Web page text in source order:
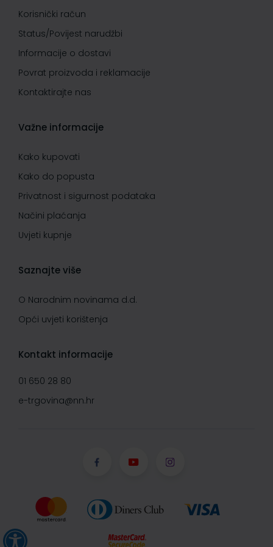
Korisnički račun
Status/Povijest narudžbi
Informacije o dostavi
Povrat proizvoda i reklamacije
Kontaktirajte nas
Važne informacije
Kako kupovati
Kako do popusta
Privatnost i sigurnost podataka
Načini plaćanja
Uvjeti kupnje
Saznajte više
O Narodnim novinama d.d.
Opći uvjeti korištenja
Kontakt informacije
01 650 28 80
e-trgovina@nn.hr